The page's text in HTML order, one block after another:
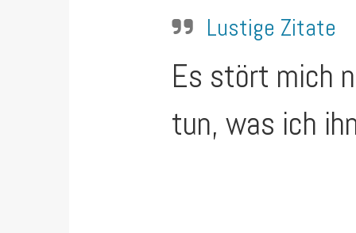
Lustige Zitate
Es stört mich
tun, was ich